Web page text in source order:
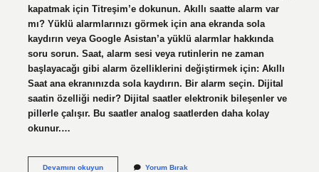
kapatmak için Titreşim’e dokunun. Akıllı saatte alarm var
mı? Yüklü alarmlarınızı görmek için ana ekranda sola
kaydırın veya Google Asistan’a yüklü alarmlar hakkında
soru sorun. Saat, alarm sesi veya rutinlerin ne zaman
başlayacağı gibi alarm özelliklerini değiştirmek için: Akıllı
Saat ana ekranınızda sola kaydırın. Bir alarm seçin. Dijital
saatin özelliği nedir? Dijital saatler elektronik bileşenler ve
pillerle çalışır. Bu saatler analog saatlerden daha kolay
okunur.…
Devamını okuyunDijital
Yorum Bırak